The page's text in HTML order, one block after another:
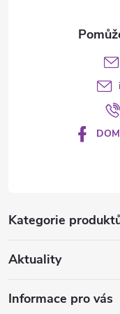
Kategorie
Aktuality
Informace pro vás